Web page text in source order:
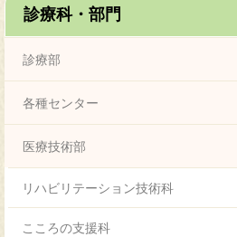
診療科・部門
診療部
総合小児科
内分泌代謝科
感染症科
アレルギー科
各種センター
総合周産期母子医療センター
生命科学研究センター
エコーセンター
医療技術部
リハビリテーション技術科
こころの支援科